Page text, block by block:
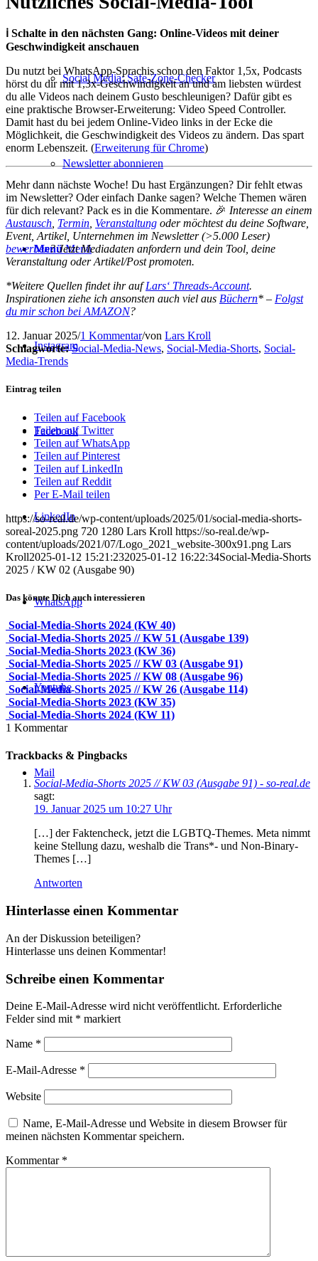
Social Media: Safe-Zone-Checker
Newsletter abonnieren
Menü Menü
Instagram
Facebook
LinkedIn
WhatsApp
Youtube
Mail
ℹ️ Schalte in den nächsten Gang: Online-Videos mit deiner
Geschwindigkeit anschauen
Du nutzt bei WhatsApp-Sprachis schon den Faktor 1,5x, Podcasts
hörst du dir mit 1,3x-Geschwindigkeit an und am liebsten würdest
du alle Videos nach deinem Gusto beschleunigen? Dafür gibt es
eine praktische Browser-Erweiterung: Video Speed Controller.
Damit hast du bei jedem Online-Video links in der Ecke die
Möglichkeit, die Geschwindigkeit des Videos zu ändern. Das spart
enorm Lebenszeit. (Erweiterung für Chrome)
Mehr dann nächste Woche! Du hast Ergänzungen? Dir fehlt etwas
im Newsletter? Oder einfach Danke sagen? Welche Themen wären
für dich relevant? Pack es in die Kommentare. 🎉 Interesse an einem
Austausch Termin Veranstaltung oder möchtest du deine Software,
Event, Artikel, Unternehmen im Newsletter (>5.000 Leser)
bewerben? Jetzt Mediadaten anfordern und dein Tool, deine
Veranstaltung oder Artikel/Post promoten.
*Weitere Quellen findet ihr aufLars‘ Threads-Account.
Inspirationen ziehe ich ansonsten auch viel aus Büchern* – Folgst
du mir schon bei AMAZON?
12. Januar 2025/1 Kommentar/von Lars Kroll
Schlagworte: Social-Media-News, Social-Media-Shorts, Social-
Media-Trends
Eintrag teilen
Teilen auf Facebook
Teilen auf Twitter
Teilen auf WhatsApp
Teilen auf Pinterest
Teilen auf LinkedIn
Teilen auf Reddit
Per E-Mail teilen
https://so-real.de/wp-content/uploads/2025/01/social-media-shorts-
soreal-2025.png 720 1280 Lars Kroll https://so-real.de/wp-
content/uploads/2021/07/Logo_2021_website-300x91.png Lars
Kroll2025-01-12 15:21:232025-01-12 16:22:34Social-Media-Shorts
2025 / KW 02 (Ausgabe 90)
Das könnte Dich auch interessieren
Social-Media-Shorts 2024 (KW 40)
Social-Media-Shorts 2025 // KW 51 (Ausgabe 139)
Social-Media-Shorts 2023 (KW 36)
Social-Media-Shorts 2025 // KW 03 (Ausgabe 91)
Social-Media-Shorts 2025 // KW 08 (Ausgabe 96)
Social-Media-Shorts 2025 // KW 26 (Ausgabe 114)
Social-Media-Shorts 2023 (KW 35)
Social-Media-Shorts 2024 (KW 11)
1 Kommentar
Trackbacks & Pingbacks
Social-Media-Shorts 2025 // KW 03 (Ausgabe 91) - so-real.de
sagt:
19. Januar 2025 um 10:27 Uhr
[…] der Faktencheck, jetzt die LGBTQ-Themes. Meta nimmt
keine Stellung dazu, weshalb die Trans*- und Non-Binary-
Themes […]
Antworten
Hinterlasse einen Kommentar
An der Diskussion beteiligen?
Hinterlasse uns deinen Kommentar!
Schreibe einen Kommentar
Deine E-Mail-Adresse wird nicht veröffentlicht. Erforderliche
Felder sind mit * markiert
Name *
E-Mail-Adresse *
Website
Name, E-Mail-Adresse und Website in diesem Browser für
meinen nächsten Kommentar speichern.
Kommentar *